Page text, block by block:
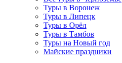
Туры в Воронеж
Туры в Липецк
Туры в Орёл
Туры в Тамбов
Туры на Новый год
Майские праздники